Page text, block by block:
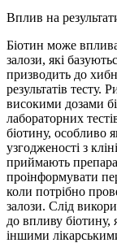
Вплив на
Біотин може
залози, які
призводить до
результатів тесту.
високими дозами
лабораторних
біотину, особливо
узгодженості з
приймають
проінформувати
коли потрібно
залози. Слід
до впливу біотину,
іншими